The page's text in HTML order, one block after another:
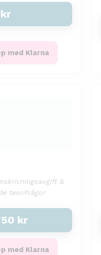
kr
med Klarna
&
teorifrågor
kr
med Klarna